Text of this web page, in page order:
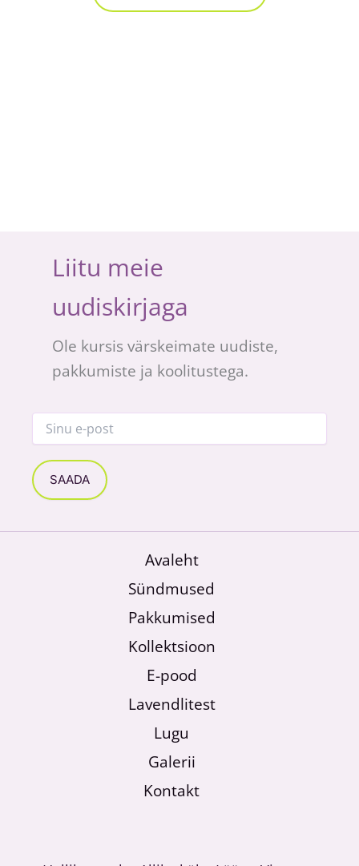
Liitu meie
uudiskirjaga
Ole kursis värskeimate uudiste,
pakkumiste ja koolitustega.
Avaleht
Sündmused
Pakkumised
Kollektsioon
E-pood
Lavendlitest
Lugu
Galerii
Kontakt